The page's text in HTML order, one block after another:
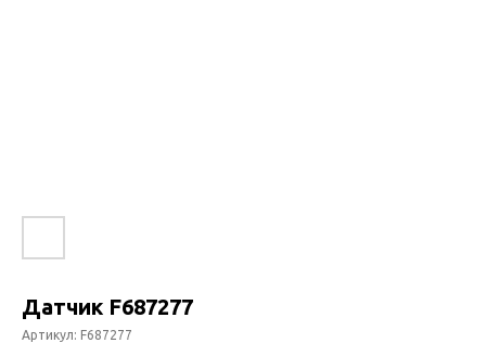
Датчик F687277
Артикул: F687277